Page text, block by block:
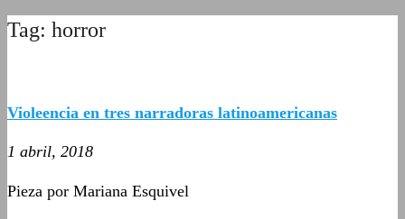
Tag: horror
Violeencia en tres narradoras latinoamericanas
1 abril, 2018
Pieza por Mariana Esquivel